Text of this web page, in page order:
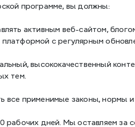
программе, вы должны:
активным веб-сайтом,
с регулярным
высококачественный
тем.
все применимые законы, нормы
рабочих дней. Мы оставляем за